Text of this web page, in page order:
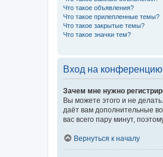
Что такое объявления?
Что такое прилепленные темы?
Что такое закрытые темы?
Что такое значки тем?
Вход на конференцию
Зачем мне нужно
Вы можете этого и не
даёт вам дополнительные
вас всего пару минут,
Вернуться к началу